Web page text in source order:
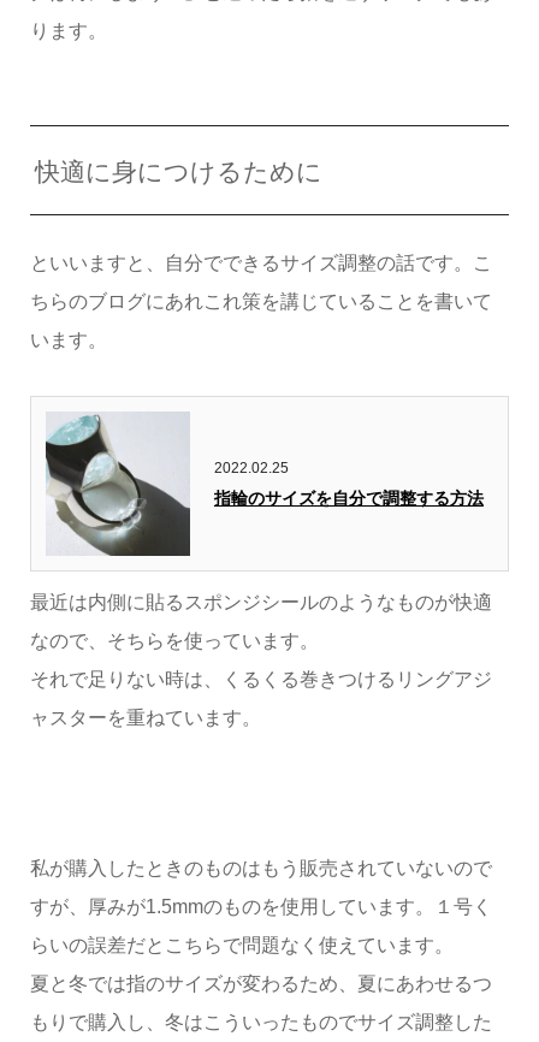
ります。
快適に身につけるために
といいますと、自分でできるサイズ調整の話です。こ
ちらのブログにあれこれ策を講じていることを書いて
います。
2022.02.25
指輪のサイズを自分で調整する方法
最近は内側に貼るスポンジシールのようなものが快適
なので、そちらを使っています。
それで足りない時は、くるくる巻きつけるリングアジ
ャスターを重ねています。
私が購入したときのものはもう販売されていないので
すが、厚みが1.5mmのものを使用しています。１号く
らいの誤差だとこちらで問題なく使えています。
夏と冬では指のサイズが変わるため、夏にあわせるつ
もりで購入し、冬はこういったものでサイズ調整した